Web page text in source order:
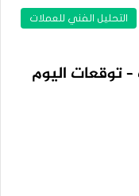
التحليل الفني للعملات
– توقعات اليوم